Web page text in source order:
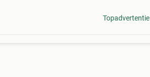
Topadvertentie